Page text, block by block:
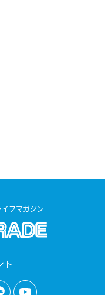
フマガジン
ト